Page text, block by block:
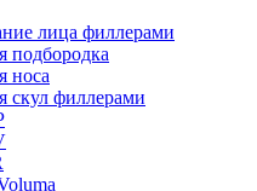
лица филлерами
подбородка
носа
скул филлерами